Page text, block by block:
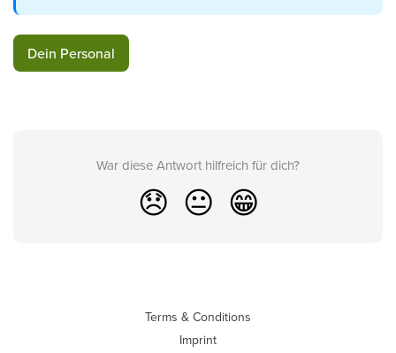
Dein Personal
War diese Antwort hilfreich für dich?
😞 😐 😁
Terms & Conditions
Imprint